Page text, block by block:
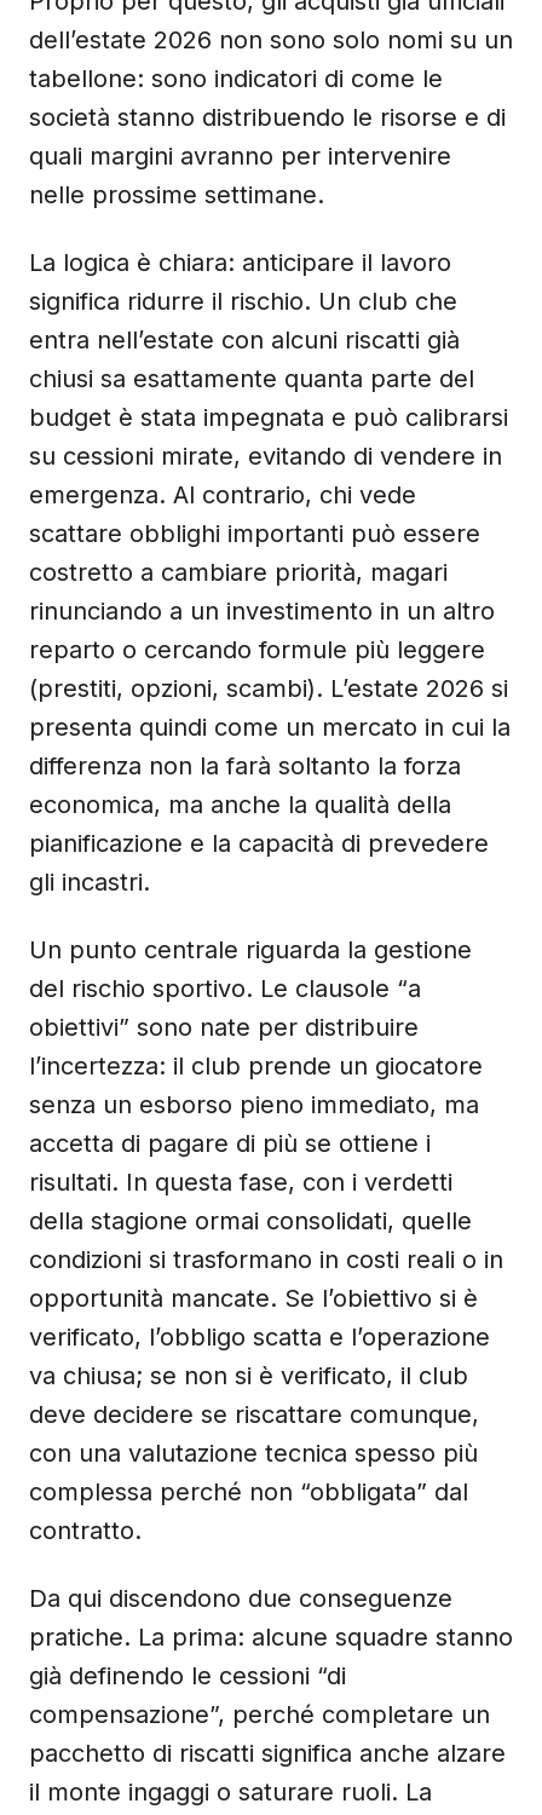
dell’estate 2026 non sono solo nomi su un
tabellone: sono indicatori di come le
società stanno distribuendo le risorse e di
quali margini avranno per intervenire
nelle prossime settimane.
La logica è chiara: anticipare il lavoro
significa ridurre il rischio. Un club che
entra nell’estate con alcuni riscatti già
chiusi sa esattamente quanta parte del
budget è stata impegnata e può calibrarsi
su cessioni mirate, evitando di vendere in
emergenza. Al contrario, chi vede
scattare obblighi importanti può essere
costretto a cambiare priorità, magari
rinunciando a un investimento in un altro
reparto o cercando formule più leggere
(prestiti, opzioni, scambi). L’estate 2026 si
presenta quindi come un mercato in cui la
differenza non la farà soltanto la forza
economica, ma anche la qualità della
pianificazione e la capacità di prevedere
gli incastri.
Un punto centrale riguarda la gestione
del rischio sportivo. Le clausole “a
obiettivi” sono nate per distribuire
l’incertezza: il club prende un giocatore
senza un esborso pieno immediato, ma
accetta di pagare di più se ottiene i
risultati. In questa fase, con i verdetti
della stagione ormai consolidati, quelle
condizioni si trasformano in costi reali o in
opportunità mancate. Se l’obiettivo si è
verificato, l’obbligo scatta e l’operazione
va chiusa; se non si è verificato, il club
deve decidere se riscattare comunque,
con una valutazione tecnica spesso più
complessa perché non “obbligata” dal
contratto.
Da qui discendono due conseguenze
pratiche. La prima: alcune squadre stanno
già definendo le cessioni “di
compensazione”, perché completare un
pacchetto di riscatti significa anche alzare
il monte ingaggi o saturare ruoli. La